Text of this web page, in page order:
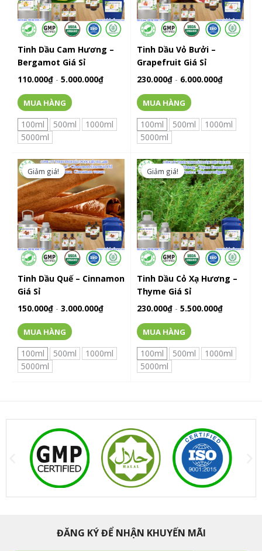
Tinh Dầu Cam Hương –
Bergamot Giá Sỉ
110.000₫ - 5.000.000₫
MUA HÀNG
100ml 500ml
1000ml
5000ml
thể.
Các
tùy
chọn
có
được
chọn
trên
trang
sản
Tinh Dầu Vỏ Bưởi –
Grapefruit Giá Sỉ
230.000₫ - 6.000.000₫
MUA HÀNG
100ml 500ml
1000ml
5000ml
thể.
Các
tùy
chọn
có
được
chọn
trên
trang
sản
Giảm giá!
Giảm giá!
Tinh Dầu Quế – Cinnamon
Giá Sỉ
150.000₫ - 3.000.000₫
MUA HÀNG
100ml 500ml
1000ml
5000ml
Sản
phẩm
này
có
nhiều
biến
thể.
Các
tùy
chọn
có
được
chọn
trên
trang
sản
Giảm giá!
Giảm giá!
Tinh Dầu Cỏ Xạ Hương –
Thyme Giá Sỉ
230.000₫ - 5.500.000₫
MUA HÀNG
100ml 500ml
1000ml
5000ml
Sản
phẩm
này
có
nhiều
biến
thể.
Các
tùy
chọn
có
được
chọn
trên
trang
sản
ĐĂNG KÝ ĐỂ NHẬN KHUYẾN MÃI